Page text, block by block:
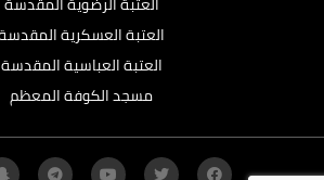
العتبة العسكرية
العتبة العباسية المقدسة
مسجد الكوفة المعظم